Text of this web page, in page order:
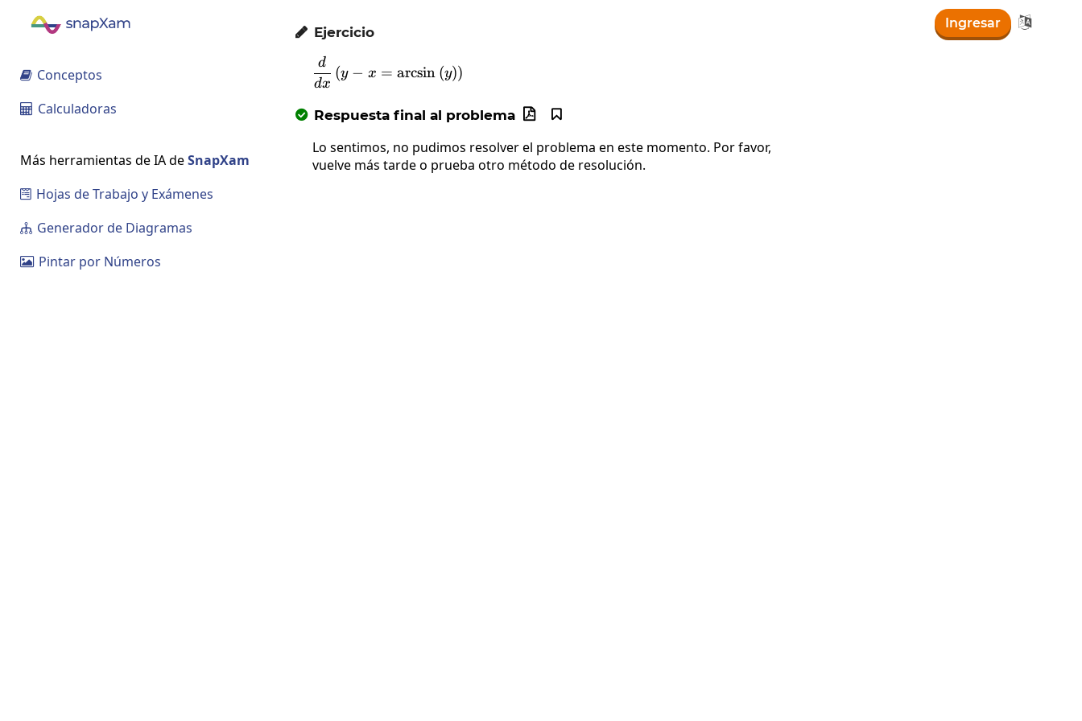
Ingresar 
 Conceptos
 Calculadoras
Más herramientas de IA deSnapXam
 Hojas de Trabajo y Exámenes
 Generador de Diagramas
 Pintar por Números
 Ejercicio
\frac{d}{dx}\left(y-x=\arcsin\left(y\right)\right)
dx
d
(y − x = arcsin (y))
 Respuesta final al problema 

Lo sentimos, no pudimos resolver el problema en este momento. Por favor,
vuelve más tarde o prueba otro método de resolución.